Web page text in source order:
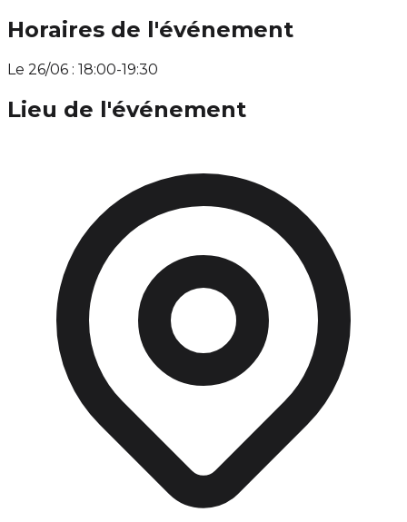
Horaires de l'événement
Le 26/06 : 18:00-19:30
Lieu de l'événement